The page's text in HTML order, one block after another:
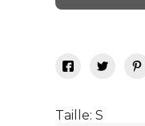
Taille: S